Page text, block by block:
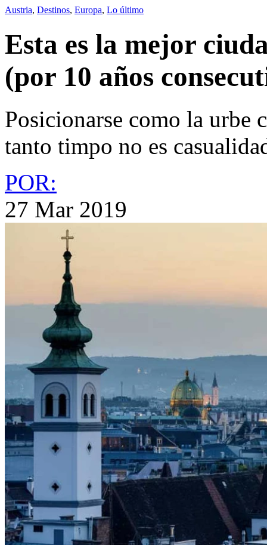
Austria, Destinos, Europa, Lo último
Esta es la mejor
(por 10 años
Posicionarse como la urbe
tanto timpo no es
POR:
27 Mar 2019